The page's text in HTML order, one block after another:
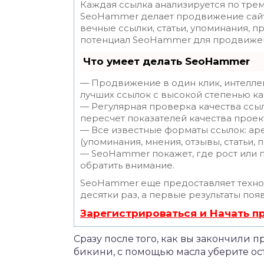
Каждая ссылка анализируется по
SeoHammer делает продвижение
вечные ссылки, статьи, упоминания,
потенциал SeoHammer для
Что умеет делать SeoHammer
— Продвижение в один клик,
лучших ссылок с высокой степенью
— Регулярная проверка качества
пересчет показателей качества
— Все известные форматы ссылок:
(упоминания, мнения, отзывы, статьи,
— SeoHammer покажет, где рост или
обратить внимание.
SeoHammer еще предоставляет
десятки раз, а первые результаты
Зарегистрироваться и Начать
Сразу после того, как вы закончили
бикини, с помощью масла уберите